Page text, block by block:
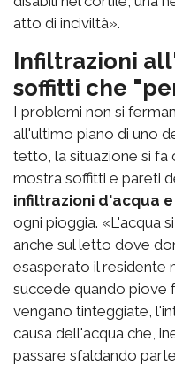
atto di inciviltà».
Infiltrazioni
soffitti che
I problemi non si
all'ultimo piano di uno
tetto, la situazione si fa
mostra soffitti e pareti
infiltrazioni d'acqua
ogni pioggia. «L'acqua
anche sul letto dove
esasperato il residente
succede quando piove
vengano tinteggiate,
causa dell'acqua che,
passare sfaldando